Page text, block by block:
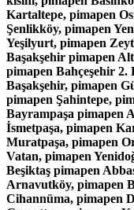
Kartaltepe, pimapen
Şenlikköy, pimapen
Yeşilyurt, pimapen
Başakşehir pimapen
pimapen Bahçeşehir 2.
Başakşehir, pimapen
pimapen Şahintepe,
Bayrampaşa pimapen
İsmetpaşa, pimapen
Muratpaşa, pimapen
Vatan, pimapen
Beşiktaş pimapen
Arnavutköy, pimapen
Cihannüma, pimapen